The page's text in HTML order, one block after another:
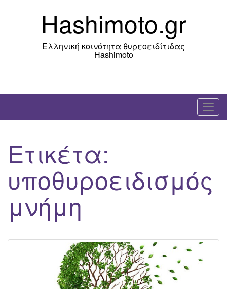
Hashimoto.gr
Ελληνική κοινότητα θυρεοειδίτιδας
Hashimoto
T
o
n
a
Ετικέτα:
υποθυροειδισμός
μνήμη